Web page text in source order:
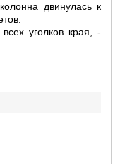
двинулась к
уголков края, -